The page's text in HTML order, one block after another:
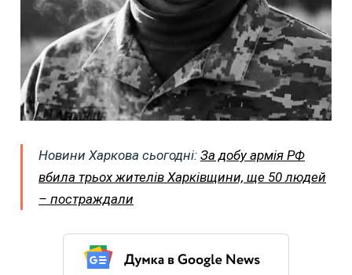
Новини Харкова сьогодні: За добу армія РФ
вбила трьох жителів Харківщини, ще 50 людей
– постраждали